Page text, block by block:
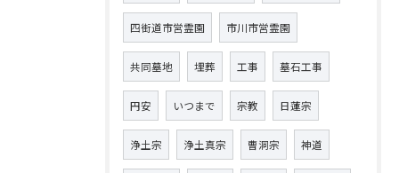
四街道市営霊園 市川市営霊園
共同墓地 埋葬 工事 墓石工事
円安 いつまで 宗教 日蓮宗
浄土宗 浄土真宗 曹洞宗 神道